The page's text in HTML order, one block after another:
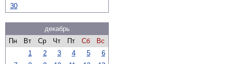
30
декабрь
Пн
Вт Ср Чт Пт Сб
Вс
1
2 3 4 5
6